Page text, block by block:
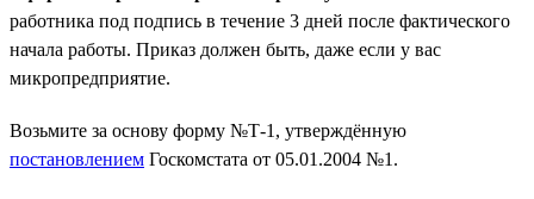
работника под подпись в течение 3 дней после фактического
начала работы. Приказ должен быть, даже если у вас
микропредприятие.
Возьмите за основу форму №Т-1, утверждённую
постановлением Госкомстата от 05.01.2004 №1.